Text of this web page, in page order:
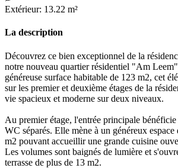
Extérieur: 13.22 m²
La description
Découvrez ce bien exceptionnel de la
notre nouveau quartier résidentiel "Am
généreuse surface habitable de 123 m2, cet
sur les premier et deuxième étages de la
vie spacieux et moderne sur deux niveaux.
Au premier étage, l'entrée principale bénéficie
WC séparés. Elle mène à un généreux
m2 pouvant accueillir une grande cuisine
Les volumes sont baignés de lumière et
terrasse de plus de 13 m2.